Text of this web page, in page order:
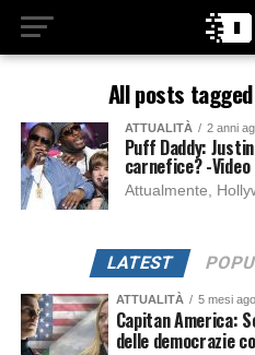
All posts
ATTUALITÀ 2 anni
Puff Daddy:
carnefice? -Video
LATEST
ATTUALITÀ 5 mesi ago
Capitan America:
delle democrazie